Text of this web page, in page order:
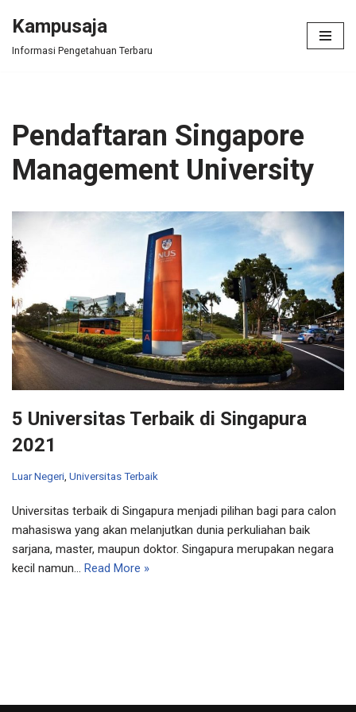
Skip
Kampusaja
Informasi Pengetahuan Terbaru
Pendaftaran Singapore
Management University
5 Universitas Terbaik di Singapura
2021
Luar Negeri, Universitas Terbaik
Universitas terbaik di Singapura menjadi pilihan bagi para calon
mahasiswa yang akan melanjutkan dunia perkuliahan baik
sarjana, master, maupun doktor. Singapura merupakan negara
kecil namun… Read More »